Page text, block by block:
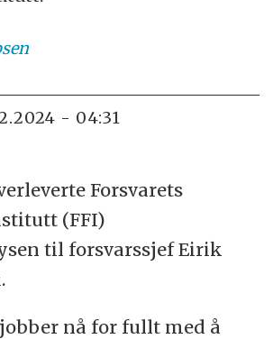
- 04:31
Forsvarets
(FFI)
til forsvarssjef Eirik
nå for fullt med å